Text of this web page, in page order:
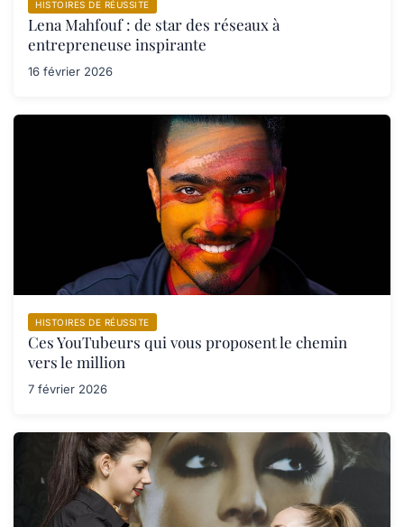
HISTOIRES DE RÉUSSITE
Lena Mahfouf : de star des réseaux à
entrepreneuse inspirante
16 février 2026
HISTOIRES DE RÉUSSITE
Ces YouTubeurs qui vous proposent le chemin
vers le million
7 février 2026